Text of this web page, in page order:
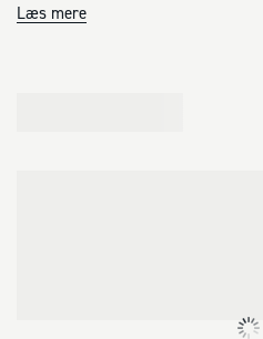
er konstrueret til at modstå rust og
Læs mere